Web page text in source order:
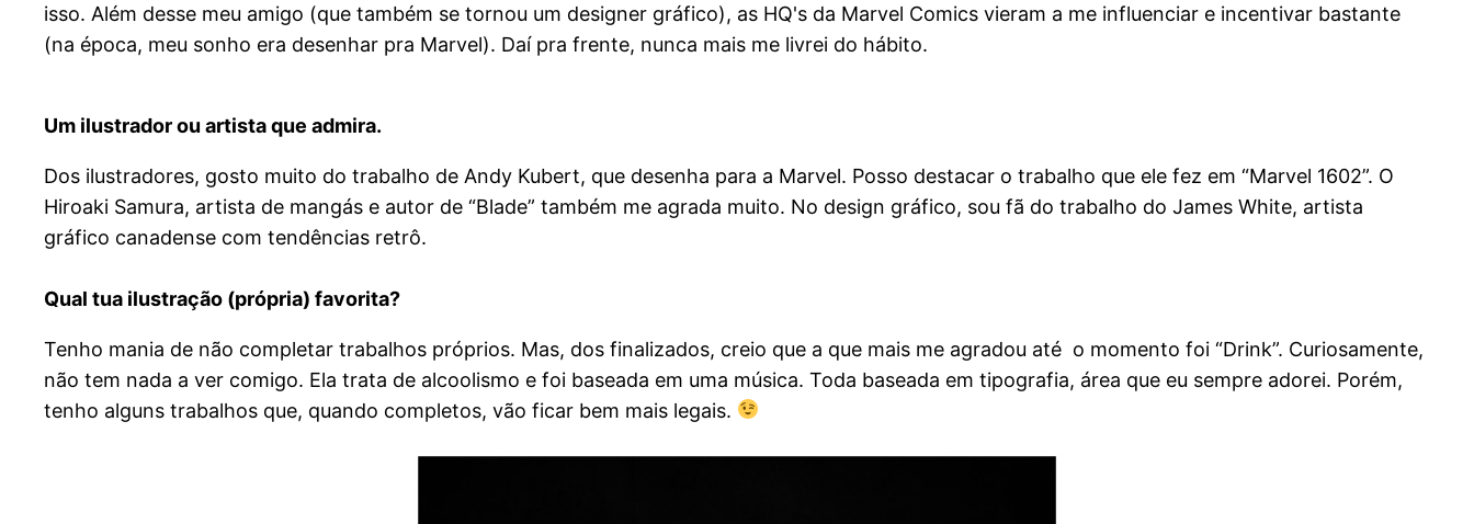
isso. Além desse meu amigo (que também se tornou um designer gráfico), as HQ's da Marvel Comics vieram a me influenciar e incentivar bastante
(na época, meu sonho era desenhar pra Marvel). Daí pra frente, nunca mais me livrei do hábito.
Um ilustrador ou artista que admira.
Dos ilustradores, gosto muito do trabalho de Andy Kubert, que desenha para a Marvel. Posso destacar o trabalho que ele fez em “Marvel 1602”. O
Hiroaki Samura, artista de mangás e autor de “Blade” também me agrada muito. No design gráfico, sou fã do trabalho do James White, artista
gráfico canadense com tendências retrô.
Qual tua ilustração (própria) favorita?
Tenho mania de não completar trabalhos próprios. Mas, dos finalizados, creio que a que mais me agradou até o momento foi “Drink”. Curiosamente,
não tem nada a ver comigo. Ela trata de alcoolismo e foi baseada em uma música. Toda baseada em tipografia, área que eu sempre adorei. Porém,
tenho alguns trabalhos que, quando completos, vão ficar bem mais legais.